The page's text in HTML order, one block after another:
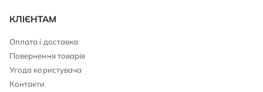
КЛІЄНТАМ
Оплата і доставка
Повернення товарів
Угода користувача
Контакти